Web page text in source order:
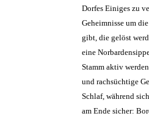
Dorfes Einiges zu
Geheimnisse um
gibt, die gelöst
eine
Stamm aktiv
und rachsüchtige
Schlaf, während
am Ende sicher: